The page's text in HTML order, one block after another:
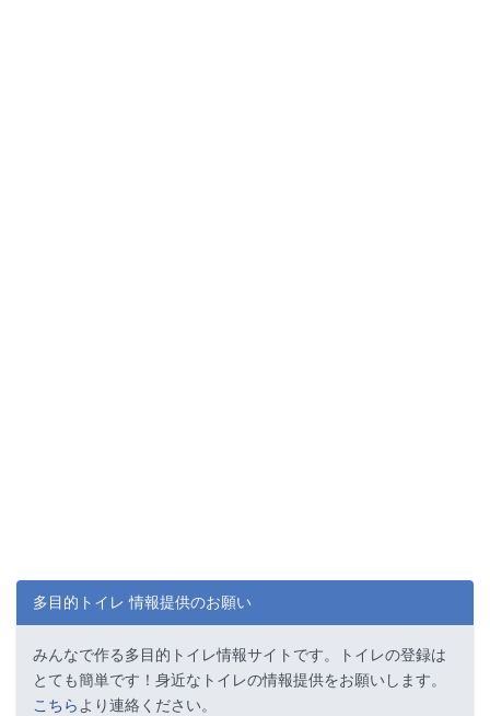
多目的トイレ 情報提供のお願い
みんなで作る多目的トイレ情報サイトです。トイレの登録は
とても簡単です！身近なトイレの情報提供をお願いします。
こちらより連絡ください。